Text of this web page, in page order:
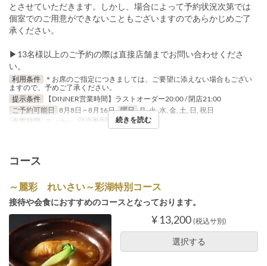
とさせていただきます。しかし、場合によって予約状況次第では
個室でのご用意ができないこともございますのであらかじめご了
承ください。
▶13名様以上のご予約の際は直接店舗までお問い合わせくださ
い。
利用条件
＊お席のご指定につきましては、ご要望に添えない場合もござい
ますので、予めご了承ください。
提示条件
【DINNER営業時間】ラストオーダー20:00 / 閉店21:00
ご予約可能日 8月8日 ~ 8月16日 曜日 月, 火, 水, 金, 土, 日, 祝日
食事時間
ディナー 注文数制限 2 ~
続きを読む
コース
～麗彩 れいさい～彩湖特別コース
接待や会食におすすめのコースとなっております。
¥ 13,200 (税込サ別)
選択する